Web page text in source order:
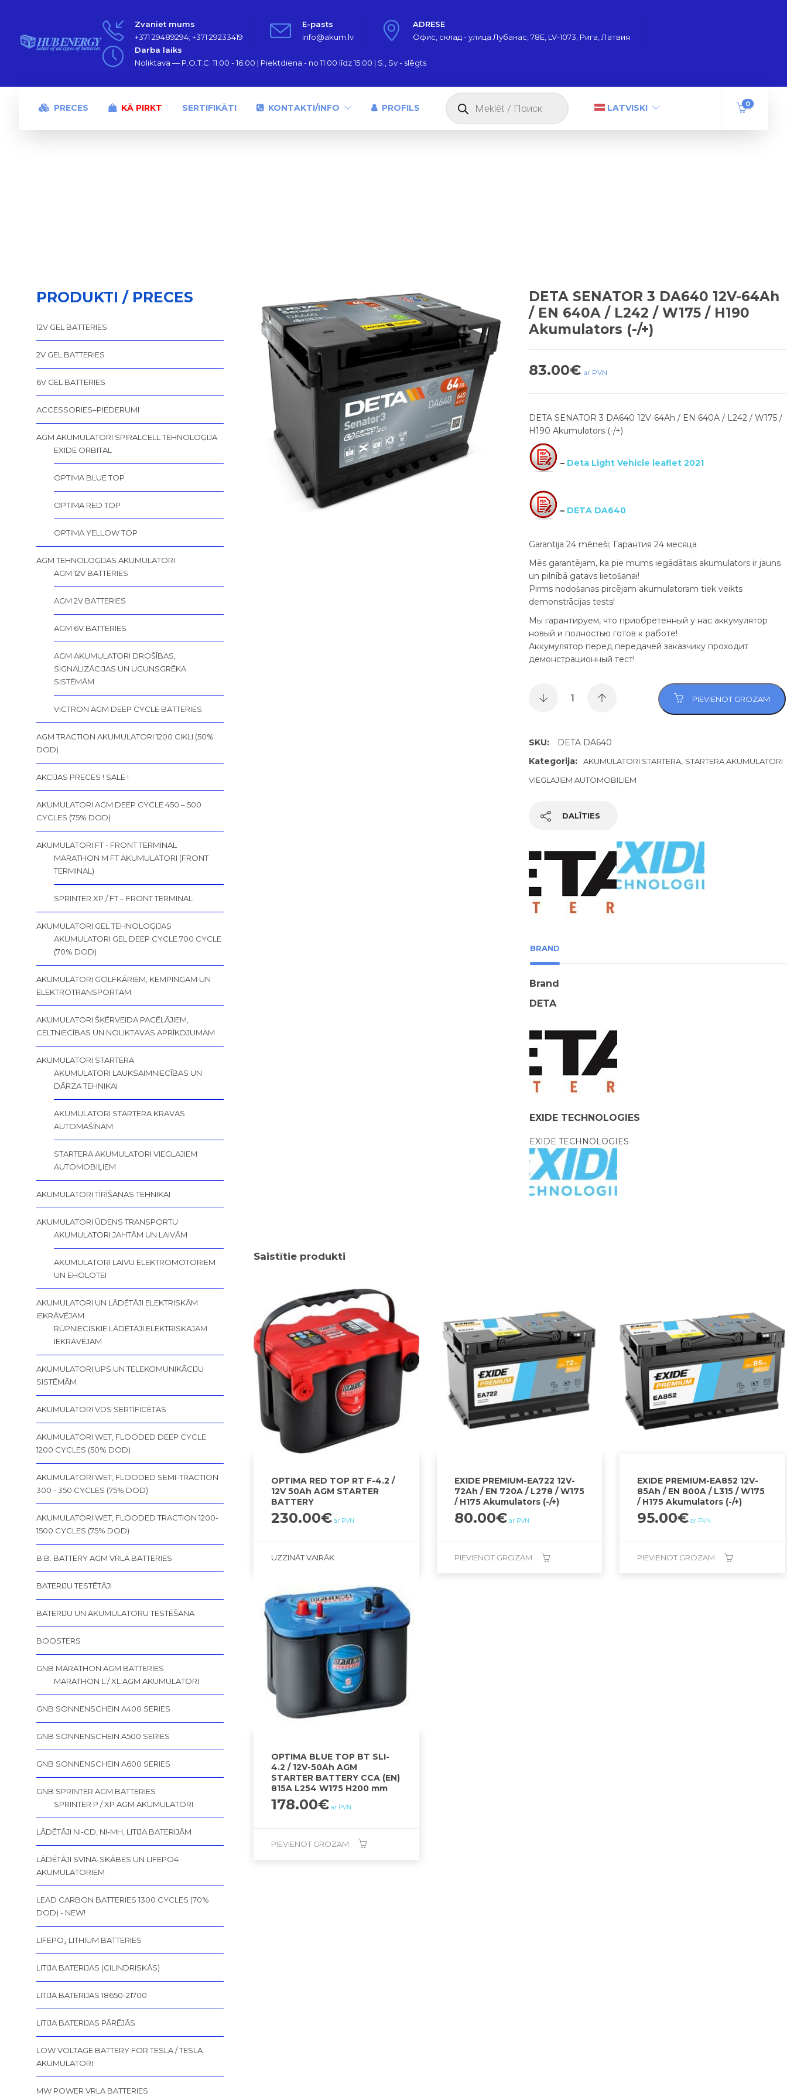
Zvaniet mums
+371 29489294; +371 29233419
E-pasts
info@akum.lv
ADRESE
Офис, склад - улица Лубанас, 78Е, LV-1073, Рига, Латвия
Darba laiks
Noliktava — P.O.T.C. 11:00 - 16:00 | Piektdiena - no 11:00 līdz 15:00 | S., Sv - slēgts
PRECES KĀ PIRKT SERTIFIKĀTI KONTAKTI/INFO PROFILS
Products
search LATVISKI 0
DETA SENATOR 3 DA640 12V-64Ah
/ EN 640A / L242 / W175 / H190
Akumulators (-/+)
83.00€ ar PVN
DETA SENATOR 3 DA640 12V-64Ah / EN 640A / L242 / W175 /
H190 Akumulators (-/+)
– Deta Light Vehicle leaflet 2021
– DETA DA640
Garantija 24 mēneši; Гарантия 24 месяца
Mēs garantējam, ka pie mums iegādātais akumulators ir jauns
un pilnībā gatavs lietošanai!
Pirms nodošanas pircējam akumulatoram tiek veikts
demonstrācijas tests!
Мы гарантируем, что приобретенный у нас аккумулятор
новый и полностью готов к работе!
Аккумулятор перед передачей заказчику проходит
демонстрационный тест!
PIEVIENOT GROZAM
SKU:
DETA DA640
Kategorija:
AKUMULATORI STARTERA, STARTERA AKUMULATORI
VIEGLAJIEM AUTOMOBIĻIEM
DALĪTIES
BRAND
Brand
DETA
EXIDE TECHNOLOGIES
EXIDE TECHNOLOGIES
Saistītie produkti
OPTIMA RED TOP RT F-4.2 /
12V 50Ah AGM STARTER
BATTERY
230.00€ ar PVN
UZZINĀT VAIRĀK
EXIDE PREMIUM-EA722 12V-
72Ah / EN 720A / L278 / W175
/ H175 Akumulators (-/+)
80.00€ ar PVN
PIEVIENOT GROZAM
EXIDE PREMIUM-EA852 12V-
85Ah / EN 800A / L315 / W175
/ H175 Akumulators (-/+)
95.00€ ar PVN
PIEVIENOT GROZAM
OPTIMA BLUE TOP BT SLI-
4.2 / 12V-50Ah AGM
STARTER BATTERY CCA (EN)
815A L254 W175 H200 mm
178.00€ ar PVN
PIEVIENOT GROZAM
PRODUKTI / PRECES
12V GEL BATTERIES
2V GEL BATTERIES
6V GEL BATTERIES
ACCESSORIES–PIEDERUMI
AGM AKUMULATORI SPIRALCELL TEHNOLOĢIJA
EXIDE ORBITAL
OPTIMA BLUE TOP
OPTIMA RED TOP
OPTIMA YELLOW TOP
AGM TEHNOLOĢIJAS AKUMULATORI
AGM 12V BATTERIES
AGM 2V BATTERIES
AGM 6V BATTERIES
AGM AKUMULATORI DROŠĪBAS,
SIGNALIZĀCIJAS UN UGUNSGRĒKA
SISTĒMĀM
VICTRON AGM DEEP CYCLE BATTERIES
AGM TRACTION AKUMULATORI 1200 CIKLI (50%
DOD)
AKCIJAS PRECES ! SALE !
AKUMULATORI AGM DEEP CYCLE 450 – 500
CYCLES (75% DOD)
AKUMULATORI FT - FRONT TERMINAL
MARATHON M FT AKUMULATORI (FRONT
TERMINAL)
SPRINTER XP / FT – FRONT TERMINAL
AKUMULATORI GEL TEHNOLOĢIJAS
AKUMULATORI GEL DEEP CYCLE 700 CYCLE
(70% DOD)
AKUMULATORI GOLFKĀRIEM, KEMPINGAM UN
ELEKTROTRANSPORTAM
AKUMULATORI ŠĶĒRVEIDA PACĒLĀJIEM,
CELTNIECĪBAS UN NOLIKTAVAS APRĪKOJUMAM
AKUMULATORI STARTERA
AKUMULATORI LAUKSAIMNIECĪBAS UN
DĀRZA TEHNIKAI
AKUMULATORI STARTERA KRAVAS
AUTOMAŠĪNĀM
STARTERA AKUMULATORI VIEGLAJIEM
AUTOMOBIĻIEM
AKUMULATORI TĪRĪŠANAS TEHNIKAI
AKUMULATORI ŪDENS TRANSPORTU
AKUMULATORI JAHTĀM UN LAIVĀM
AKUMULATORI LAIVU ELEKTROMOTORIEM
UN EHOLOTEI
AKUMULATORI UN LĀDĒTĀJI ELEKTRISKĀM
IEKRĀVĒJAM
RŪPNIECISKIE LĀDĒTĀJI ELEKTRISKAJAM
IEKRĀVĒJAM
AKUMULATORI UPS UN TELEKOMUNIKĀCIJU
SISTĒMĀM
AKUMULATORI VDS SERTIFICĒTAS
AKUMULATORI WET, FLOODED DEEP CYCLE
1200 CYCLES (50% DOD)
AKUMULATORI WET, FLOODED SEMI-TRACTION
300 - 350 CYCLES (75% DOD)
AKUMULATORI WET, FLOODED TRACTION 1200-
1500 CYCLES (75% DOD)
B.B. BATTERY AGM VRLA BATTERIES
BATERIJU TESTĒTĀJI
BATERIJU UN AKUMULATORU TESTĒŠANA
BOOSTERS
GNB MARATHON AGM BATTERIES
MARATHON L / XL AGM AKUMULATORI
GNB SONNENSCHEIN A400 SERIES
GNB SONNENSCHEIN A500 SERIES
GNB SONNENSCHEIN A600 SERIES
GNB SPRINTER AGM BATTERIES
SPRINTER P / XP AGM AKUMULATORI
LĀDĒTĀJI NI-CD, NI-MH, LITIJA BATERIJĀM
LĀDĒTĀJI SVINA-SKĀBES UN LIFEPO4
AKUMULATORIEM
LEAD CARBON BATTERIES 1300 CYCLES (70%
DOD) - NEW!
LIFEPO₄ LITHIUM BATTERIES
LITIJA BATERIJAS (CILINDRISKĀS)
LITIJA BATERIJAS 18650-21700
LITIJA BATERIJAS PĀRĒJĀS
LOW VOLTAGE BATTERY FOR TESLA / TESLA
AKUMULATORI
MW POWER VRLA BATTERIES